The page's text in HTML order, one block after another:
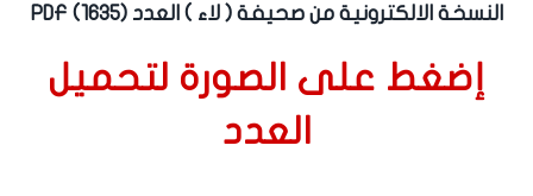
النسخة الالكترونية من صحيفة ( لاء ) العدد (1635) PDF
إضغط على الصورة لتحميل
العدد